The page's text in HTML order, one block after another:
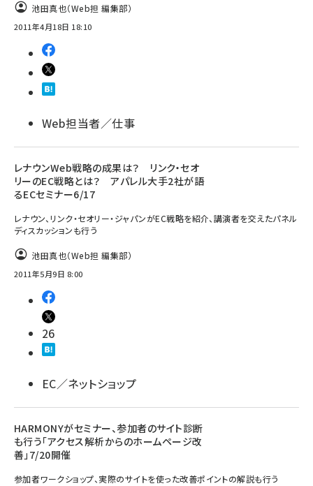
池田真也（Web担 編集部）
2011年4月18日 18:10
Web担当者／仕事
レナウンWeb戦略の成果は？ リンク・セオ
リーのEC戦略とは？ アパレル大手2社が語
るECセミナー6/17
レナウン、リンク・セオリー・ジャパンがEC戦略を紹介、講演者を交えたパネル
ディスカッションも行う
池田真也（Web担 編集部）
2011年5月9日 8:00
26
EC／ネットショップ
HARMONYがセミナー、参加者のサイト診断
も行う「アクセス解析からのホームページ改
善」7/20開催
参加者ワークショップ、実際のサイトを使った改善ポイントの解説も行う